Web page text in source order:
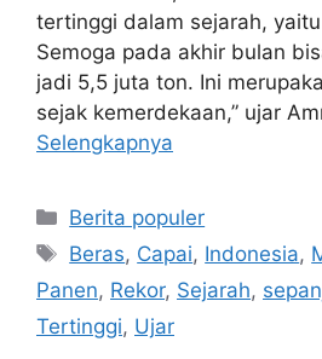
tertinggi dalam sejarah,
Semoga pada akhir bulan
jadi 5,5 juta ton. Ini
sejak kemerdekaan,” ujar
Selengkapnya
Kategori
Berita populer
Tag
Beras, Capai, Indonesia,
Panen, Rekor, Sejarah,
Tertinggi, Ujar